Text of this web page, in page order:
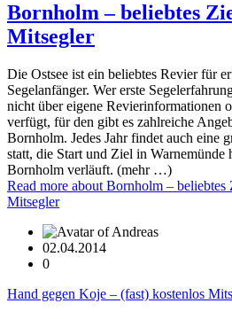
Bornholm – beliebtes
Mitsegler
Die Ostsee ist ein beliebtes Revier für
Segelanfänger. Wer erste
nicht über eigene Revierinformationen
verfügt, für den gibt es zahlreiche
Bornholm. Jedes Jahr findet auch eine
statt, die Start und Ziel in Warnemünde
Bornholm verläuft. (mehr …)
Read more about Bornholm – beliebtes
Mitsegler
02.04.2014
0
Hand gegen Koje – (fast) kostenlos